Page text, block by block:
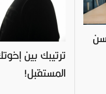
ترتيبك بين
المستقبل!